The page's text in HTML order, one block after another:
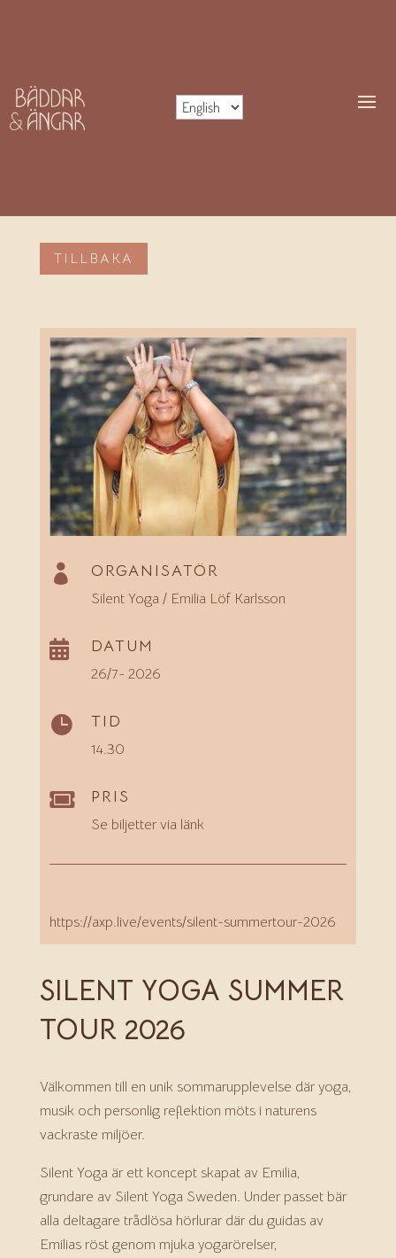
TILLBAKA
 ORGANISATÖR
Silent Yoga / Emilia Löf Karlsson
 DATUM
26/7- 2026
 TID
14.30
 PRIS
Se biljetter via länk
https://axp.live/events/silent-summertour-2026
SILENT YOGA SUMMER
TOUR 2026
Välkommen till en unik sommarupplevelse där yoga,
musik och personlig reflektion möts i naturens
vackraste miljöer.
Silent Yoga är ett koncept skapat av Emilia,
grundare av Silent Yoga Sweden. Under passet bär
alla deltagare trådlösa hörlurar där du guidas av
Emilias röst genom mjuka yogarörelser,